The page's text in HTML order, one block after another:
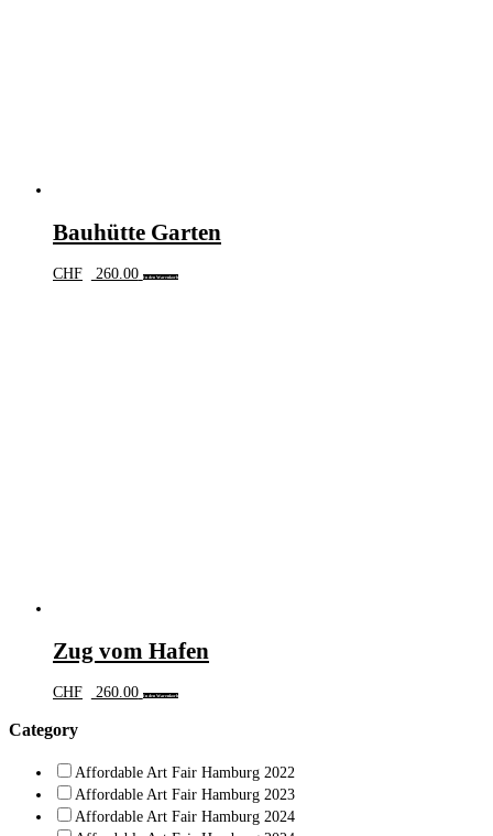
Bauhütte Garten
CHF 260.00 In den Warenkorb
Zug vom Hafen
CHF 260.00 In den Warenkorb
Category
Affordable Art Fair Hamburg 2022
Affordable Art Fair Hamburg 2023
Affordable Art Fair Hamburg 2024